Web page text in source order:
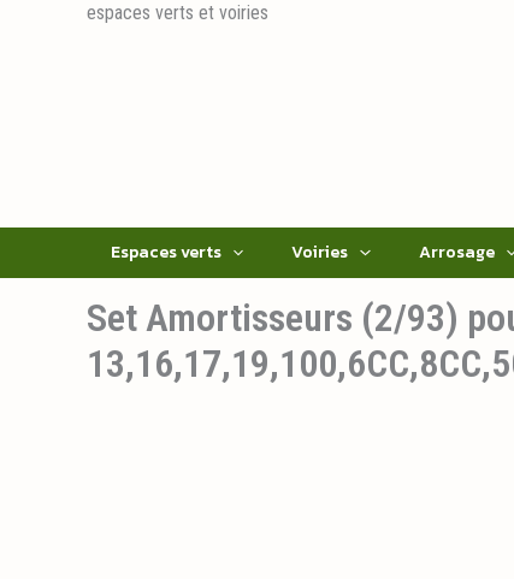
espaces verts et voiries
Espaces verts Voiries Arrosage
Set Amortisseurs (2/93)